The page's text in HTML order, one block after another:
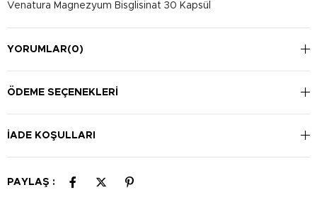
Venatura Magnezyum Bisglisinat 30 Kapsül
YORUMLAR(0)
ÖDEME SEÇENEKLERI
İADE KOŞULLARI
PAYLAŞ :